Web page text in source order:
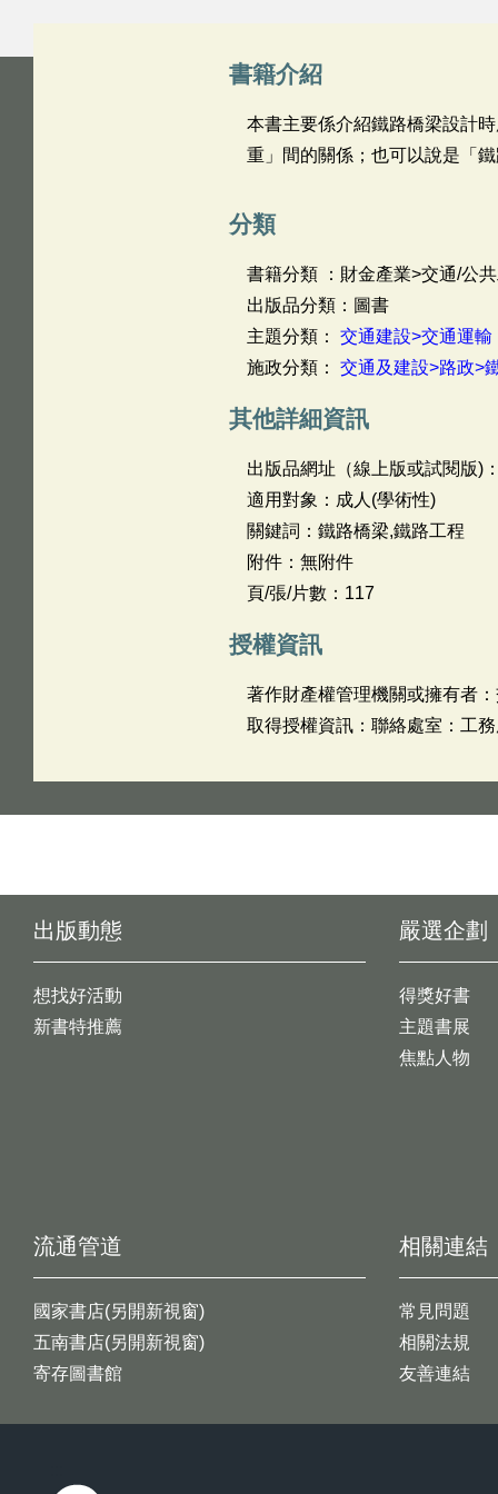
書籍介紹
本書主要係介紹鐵路橋梁設計
重」間的關係；也可以說是「
分類
書籍分類 ：財金產業>交通/公
出版品分類：圖書
主題分類： 交通建設>交通運輸
施政分類： 交通及建設>路政>
其他詳細資訊
出版品網址（線上版或試閱版)
適用對象：成人(學術性)
關鍵詞：鐵路橋梁,鐵路工程
附件：無附件
頁/張/片數：117
授權資訊
著作財產權管理機關或擁有者
取得授權資訊：聯絡處室：工
出版動態
想找好活動
新書特推薦
嚴選企劃
得獎好書
主題書展
焦點人物
流通管道
國家書店(另開新視窗)
五南書店(另開新視窗)
寄存圖書館
相關連結
常見問題
相關法規
友善連結